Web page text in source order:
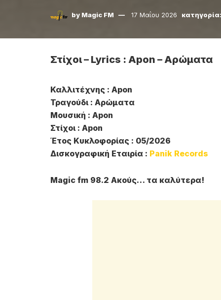
by Magic FM 17 Μαΐου 2026 κατηγορία:
Στίχοι – Lyrics : Apon – Αρώματα
Καλλιτέχνης : Apon
Τραγούδι : Αρώματα
Μουσική : Apon
Στίχοι : Apon
Έτος Κυκλοφορίας : 05/2026
Δισκογραφική Εταιρία : Panik Records
Magic fm 98.2 Ακούς… τα καλύτερα!